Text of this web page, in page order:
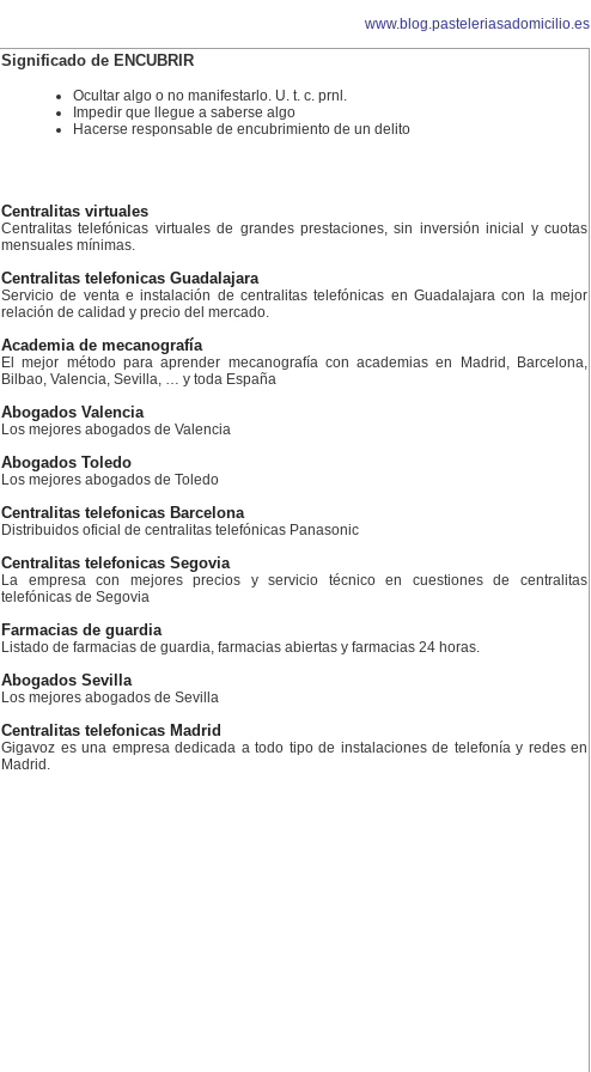
www.blog.pasteleriasadomicilio.es
Significado de ENCUBRIR
Ocultar algo o no manifestarlo. U. t. c. prnl.
Impedir que llegue a saberse algo
Hacerse responsable de encubrimiento de un delito
Centralitas virtuales
Centralitas telefónicas virtuales de grandes prestaciones, sin inversión inicial y cuotas
mensuales mínimas.
Centralitas telefonicas Guadalajara
Servicio de venta e instalación de centralitas telefónicas en Guadalajara con la mejor
relación de calidad y precio del mercado.
Academia de mecanografía
El mejor método para aprender mecanografía con academias en Madrid, Barcelona,
Bilbao, Valencia, Sevilla, … y toda España
Abogados Valencia
Los mejores abogados de Valencia
Abogados Toledo
Los mejores abogados de Toledo
Centralitas telefonicas Barcelona
Distribuidos oficial de centralitas telefónicas Panasonic
Centralitas telefonicas Segovia
La empresa con mejores precios y servicio técnico en cuestiones de centralitas
telefónicas de Segovia
Farmacias de guardia
Listado de farmacias de guardia, farmacias abiertas y farmacias 24 horas.
Abogados Sevilla
Los mejores abogados de Sevilla
Centralitas telefonicas Madrid
Gigavoz es una empresa dedicada a todo tipo de instalaciones de telefonía y redes en
Madrid.